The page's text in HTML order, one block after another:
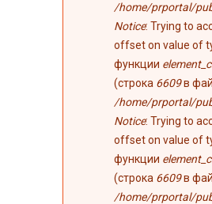
/home/prportal/
Notice: Trying to
offset on value of
функции
(строка 6609в
/home/prportal/
Notice: Trying to
offset on value of
функции
(строка 6609в
/home/prportal/